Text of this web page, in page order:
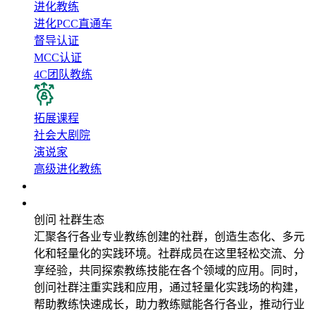
进化教练
进化PCC直通车
督导认证
MCC认证
4C团队教练
拓展课程
社会大剧院
演说家
高级进化教练
创问 社群生态
汇聚各行各业专业教练创建的社群，创造生态化、多元
化和轻量化的实践环境。社群成员在这里轻松交流、分
享经验，共同探索教练技能在各个领域的应用。同时，
创问社群注重实践和应用，通过轻量化实践场的构建，
帮助教练快速成长，助力教练赋能各行各业，推动行业